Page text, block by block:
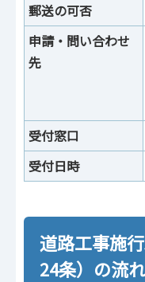
郵送の可否
申請・問い合わせ
先
受付窓口
受付日時
道路工事施
24条）の流れ